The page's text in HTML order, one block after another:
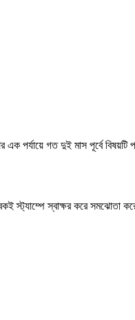
পর্যায়ে গত দুই মাস পূর্বে বিষয়টি
স্ট্যাম্পে স্বাক্ষর করে সমঝোতা